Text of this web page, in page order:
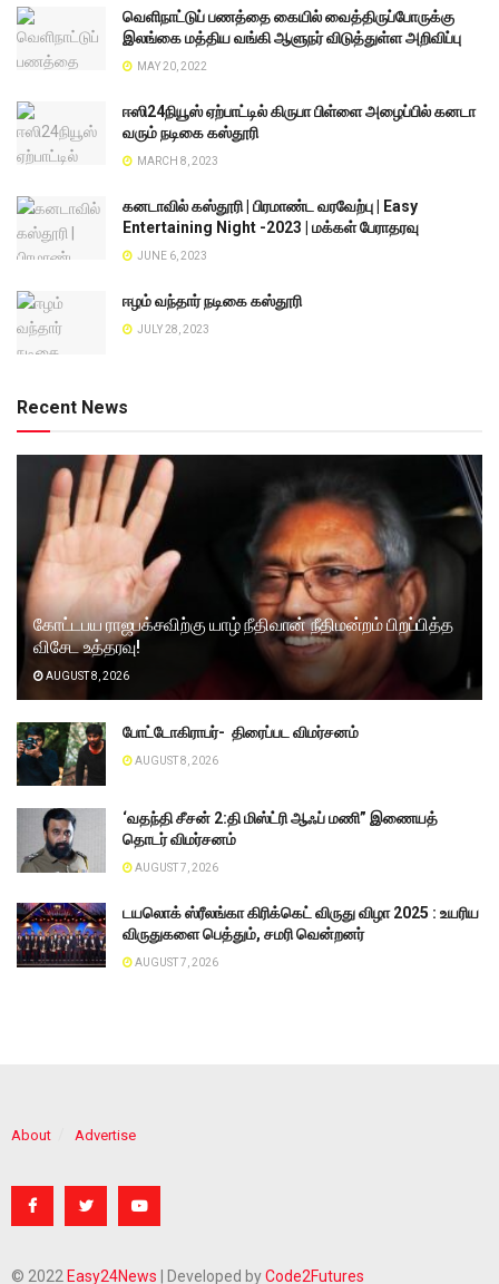
வெளிநாட்டுப் பணத்தை கையில் வைத்திருப்போருக்கு
இலங்கை மத்திய வங்கி ஆளுநர் விடுத்துள்ள அறிவிப்பு
MAY 20, 2022
ஈஸி24நியூஸ் ஏற்பாட்டில் கிருபா பிள்ளை அழைப்பில் கனடா
வரும் நடிகை கஸ்தூரி
MARCH 8, 2023
கனடாவில் கஸ்தூரி | பிரமாண்ட வரவேற்பு | Easy
Entertaining Night -2023 | மக்கள் பேராதரவு
JUNE 6, 2023
ஈழம் வந்தார் நடிகை கஸ்தூரி
JULY 28, 2023
Recent News
கோட்டபய ராஜபக்சவிற்கு யாழ் நீதிவான் நீதிமன்றம் பிறப்பித்த
விசேட உத்தரவு!
AUGUST 8, 2026
போட்டோகிராபர்- ‌ திரைப்பட விமர்சனம்
AUGUST 8, 2026
‘வதந்தி சீசன் 2:தி மிஸ்ட்ரி ஆஃப் மணி” இணையத்
தொடர் விமர்சனம்
AUGUST 7, 2026
டயலொக் ஸ்ரீலங்கா கிரிக்கெட் விருது விழா 2025 : உயரிய
விருதுகளை பெத்தும், சமரி வென்றனர்
AUGUST 7, 2026
About Advertise
© 2022 Easy24News | Developed byCode2Futures